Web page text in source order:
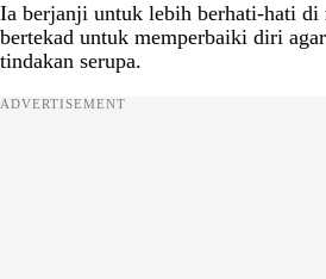
Ia berjanji untuk lebih berhati-hati di
bertekad untuk memperbaiki diri
tindakan serupa.
ADVERTISEMENT